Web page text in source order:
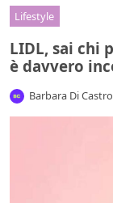
Lifestyle
LIDL, sai chi
è davvero
Barbara Di Castro